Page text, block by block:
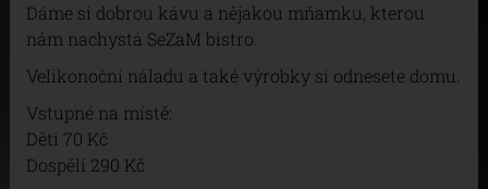
Dáme si dobrou kávu a nějakou mňamku, kterou
nám nachystá SeZaM bistro.
Velikonoční náladu a také výrobky si odnesete domu.
Vstupné na místě:
Děti 70 Kč
Dospělí 290 Kč